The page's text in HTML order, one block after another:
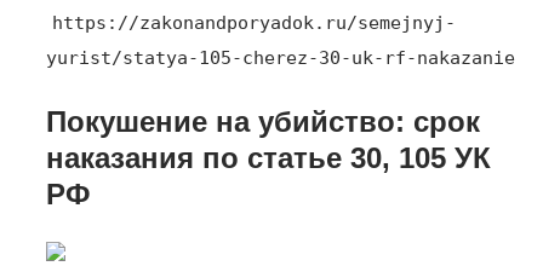
https://zakonandporyadok.ru/semejnyj-
yurist/statya-105-cherez-30-uk-rf-nakazanie
Покушение на убийство: срок
наказания по статье 30, 105 УК
РФ